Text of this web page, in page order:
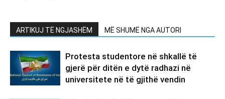
ARTIKUJ TË NGJASHËM MË SHUMË NGA AUTORI
Protesta studentore në shkallë të
gjerë për ditën e dytë radhazi në
universitete në të gjithë vendin